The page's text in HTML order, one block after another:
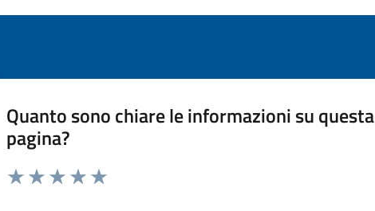
Quanto sono chiare le informazioni su questa
pagina?
Valuta da 1 a 5 stelle la pagina